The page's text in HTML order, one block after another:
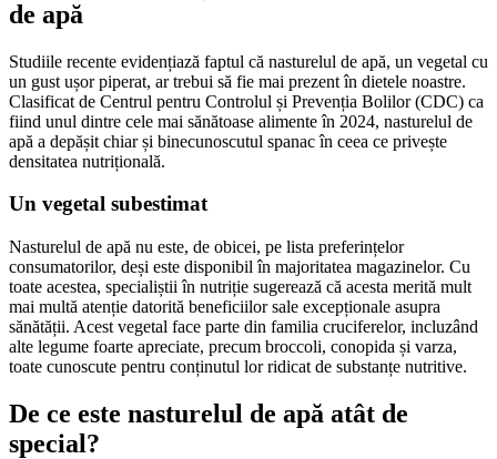
de apă
Studiile recente evidențiază faptul că nasturelul de apă, un vegetal cu
un gust ușor piperat, ar trebui să fie mai prezent în dietele noastre.
Clasificat de Centrul pentru Controlul și Prevenția Bolilor (CDC) ca
fiind unul dintre cele mai sănătoase alimente în 2024, nasturelul de
apă a depășit chiar și binecunoscutul spanac în ceea ce privește
densitatea nutrițională.
Un vegetal subestimat
Nasturelul de apă nu este, de obicei, pe lista preferințelor
consumatorilor, deși este disponibil în majoritatea magazinelor. Cu
toate acestea, specialiștii în nutriție sugerează că acesta merită mult
mai multă atenție datorită beneficiilor sale excepționale asupra
sănătății. Acest vegetal face parte din familia cruciferelor, incluzând
alte legume foarte apreciate, precum broccoli, conopida și varza,
toate cunoscute pentru conținutul lor ridicat de substanțe nutritive.
De ce este nasturelul de apă atât de
special?